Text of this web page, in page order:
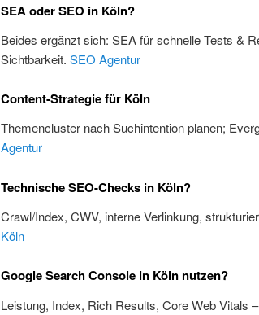
SEA oder SEO in Köln?
Beides ergänzt sich: SEA für schnelle Tests &
Sichtbarkeit. SEO Agentur
Content-Strategie für Köln
Themencluster nach Suchintention planen;
Agentur
Technische SEO-Checks in Köln?
Crawl/Index, CWV, interne Verlinkung,
Köln
Google Search Console in Köln nutzen?
Leistung, Index, Rich Results, Core Web Vitals